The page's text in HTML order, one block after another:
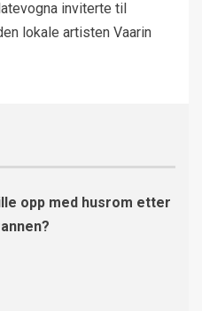
inviterte til
lokale artisten Vaarin
opp med husrom etter